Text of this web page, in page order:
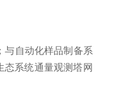
自动化样品制备系
系统通量观测塔网